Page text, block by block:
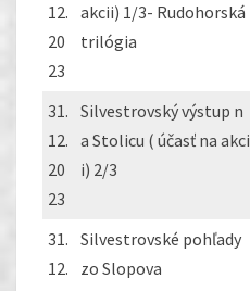
12.
20
23
akcii) 1/3- Rudohorská
trilógia
31.
12.
20
23
Silvestrovský výstup n
a Stolicu ( účasť na akci
i) 2/3
31.
12.
Silvestrovské pohľady
zo Slopova